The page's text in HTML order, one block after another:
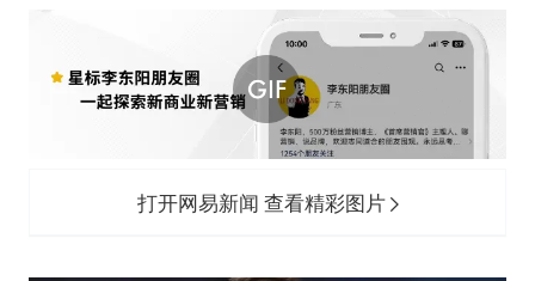
“不建议大家买深色蛋糕”
985博士后被曝在妻子孕期出轨后续
打开网易新闻 查看精彩图片